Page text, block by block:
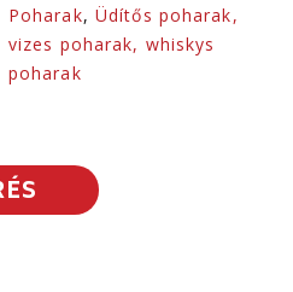
Poharak, Üdítős poharak,
vizes poharak, whiskys
poharak